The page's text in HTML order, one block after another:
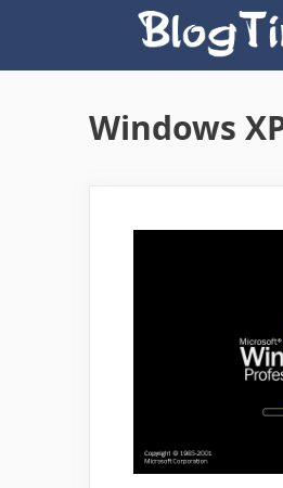
content
Windows